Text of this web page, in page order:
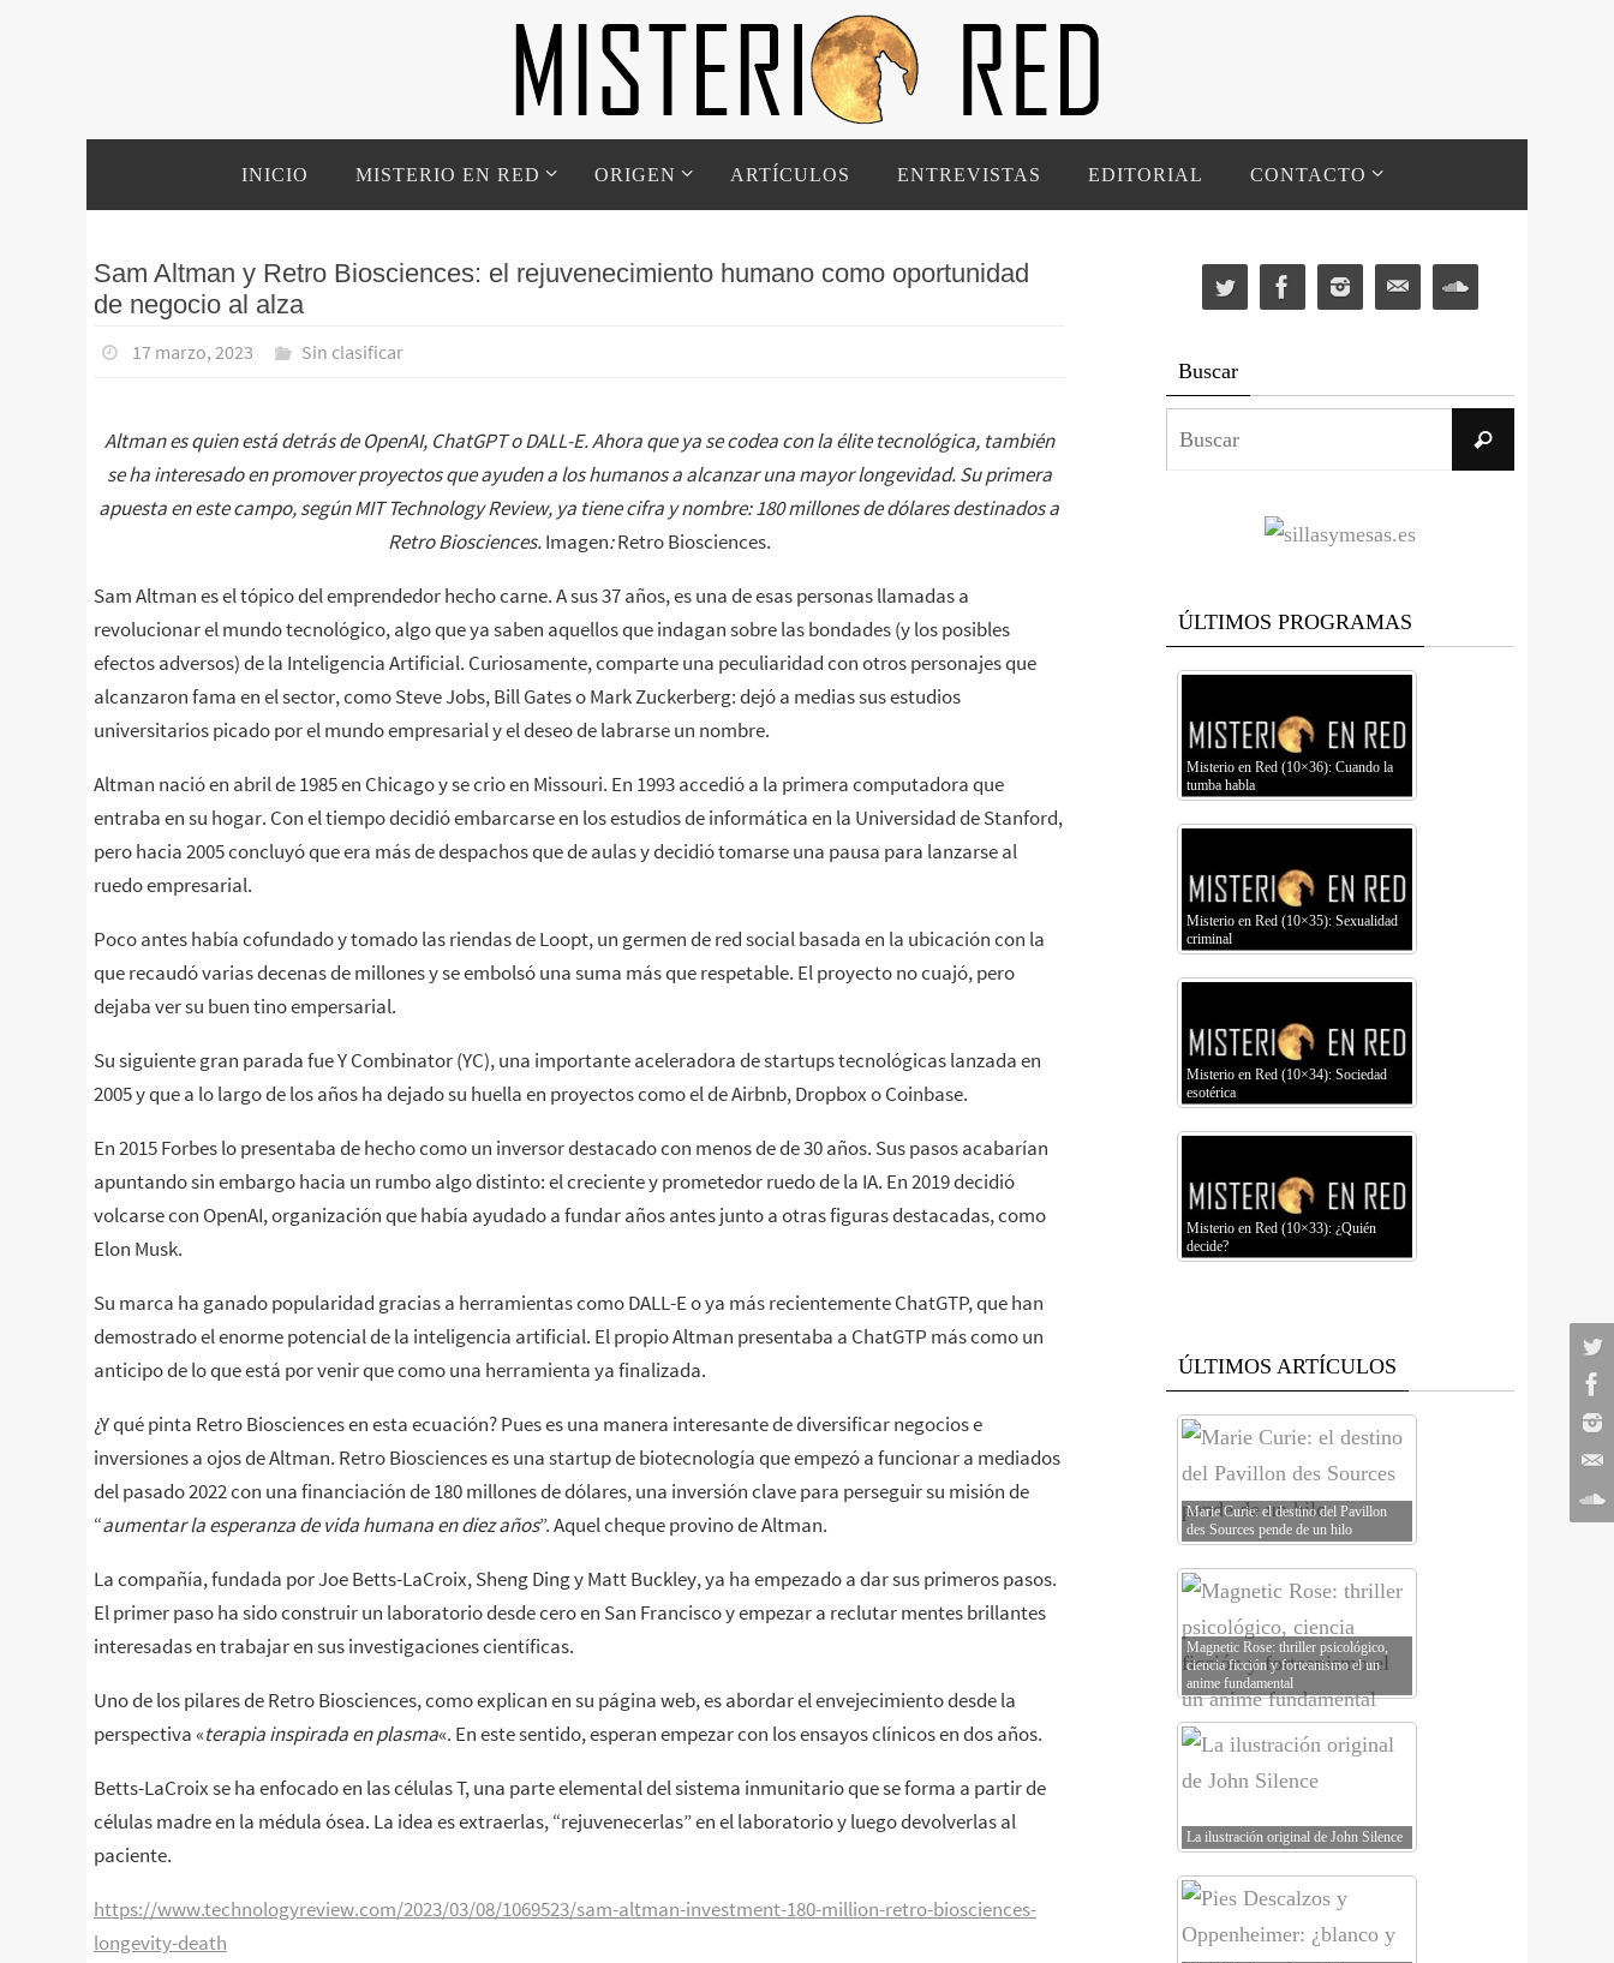
contenido
INICIO MISTERIO EN RED ORIGEN ARTÍCULOS ENTREVISTAS EDITORIAL CONTACTO
Sam Altman y Retro Biosciences: el rejuvenecimiento humano como oportunidad
de negocio al alza
17 marzo, 2023 Sin clasificar
Altman es quien está detrás de OpenAI, ChatGPT o DALL-E. Ahora que ya se codea con la élite tecnológica, también
se ha interesado en promover proyectos que ayuden a los humanos a alcanzar una mayor longevidad. Su primera
apuesta en este campo, según MIT Technology Review, ya tiene cifra y nombre: 180 millones de dólares destinados a
Retro Biosciences.Imagen:Retro Biosciences.
Sam Altman es el tópico del emprendedor hecho carne. A sus 37 años, es una de esas personas llamadas a
revolucionar el mundo tecnológico, algo que ya saben aquellos que indagan sobre las bondades (y los posibles
efectos adversos) de la Inteligencia Artificial. Curiosamente, comparte una peculiaridad con otros personajes que
alcanzaron fama en el sector, como Steve Jobs, Bill Gates o Mark Zuckerberg: dejó a medias sus estudios
universitarios picado por el mundo empresarial y el deseo de labrarse un nombre.
Altman nació en abril de 1985 en Chicago y se crio en Missouri. En 1993 accedió a la primera computadora que
entraba en su hogar. Con el tiempo decidió embarcarse en los estudios de informática en la Universidad de Stanford,
pero hacia 2005 concluyó que era más de despachos que de aulas y decidió tomarse una pausa para lanzarse al
ruedo empresarial.
Poco antes había cofundado y tomado las riendas de Loopt, un germen de red social basada en la ubicación con la
que recaudó varias decenas de millones y se embolsó una suma más que respetable. El proyecto no cuajó, pero
dejaba ver su buen tino empersarial.
Su siguiente gran parada fue Y Combinator (YC), una importante aceleradora de startups tecnológicas lanzada en
2005 y que a lo largo de los años ha dejado su huella en proyectos como el de Airbnb, Dropbox o Coinbase.
En 2015 Forbes lo presentaba de hecho como un inversor destacado con menos de de 30 años. Sus pasos acabarían
apuntando sin embargo hacia un rumbo algo distinto: el creciente y prometedor ruedo de la IA. En 2019 decidió
volcarse con OpenAI, organización que había ayudado a fundar años antes junto a otras figuras destacadas, como
Elon Musk.
Su marca ha ganado popularidad gracias a herramientas como DALL-E o ya más recientemente ChatGTP, que han
demostrado el enorme potencial de la inteligencia artificial. El propio Altman presentaba a ChatGTP más como un
anticipo de lo que está por venir que como una herramienta ya finalizada.
¿Y qué pinta Retro Biosciences en esta ecuación? Pues es una manera interesante de diversificar negocios e
inversiones a ojos de Altman. Retro Biosciences es una startup de biotecnología que empezó a funcionar a mediados
del pasado 2022 con una financiación de 180 millones de dólares, una inversión clave para perseguir su misión de
“aumentar la esperanza de vida humana en diez años”. Aquel cheque provino de Altman.
La compañía, fundada por Joe Betts-LaCroix, Sheng Ding y Matt Buckley, ya ha empezado a dar sus primeros pasos.
El primer paso ha sido construir un laboratorio desde cero en San Francisco y empezar a reclutar mentes brillantes
interesadas en trabajar en sus investigaciones científicas.
Uno de los pilares de Retro Biosciences, como explican en su página web, es abordar el envejecimiento desde la
perspectiva «terapia inspirada en plasma«. En este sentido, esperan empezar con los ensayos clínicos en dos años.
Betts-LaCroix se ha enfocado en las células T, una parte elemental del sistema inmunitario que se forma a partir de
células madre en la médula ósea. La idea es extraerlas, “rejuvenecerlas” en el laboratorio y luego devolverlas al
paciente.
https://www.technologyreview.com/2023/03/08/1069523/sam-altman-investment-180-million-retro-biosciences-
longevity-death
Buscar
Buscar
ÚLTIMOS PROGRAMAS
Misterio en Red (10×36): Cuando la
tumba habla
Misterio en Red (10×35): Sexualidad
criminal
Misterio en Red (10×34): Sociedad
esotérica
Misterio en Red (10×33): ¿Quién
decide?
ÚLTIMOS ARTÍCULOS
Marie Curie: el destino del Pavillon
des Sources pende de un hilo
Magnetic Rose: thriller psicológico,
ciencia ficción y forteanismo el un
anime fundamental
La ilustración original de John Silence